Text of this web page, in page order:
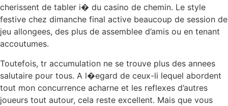
cherissent de tabler i� du casino de chemin. Le style
festive chez dimanche final active beaucoup de session de
jeu allongees, des plus de assemblee d’amis ou en tenant
accoutumes.
Toutefois, tr accumulation ne se trouve plus des annees
salutaire pour tous. A l�egard de ceux-li lequel abordent
tout mon concurrence acharne et les reflexes d’autres
joueurs tout autour, cela reste excellent. Mais que vous